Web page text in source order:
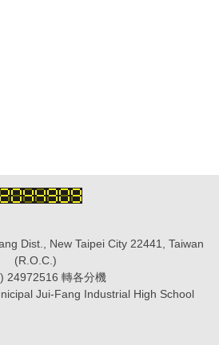
Dist., New Taipei City 22441, Taiwan
(R.O.C.)
24972516 轉各分機
Jui-Fang Industrial High School